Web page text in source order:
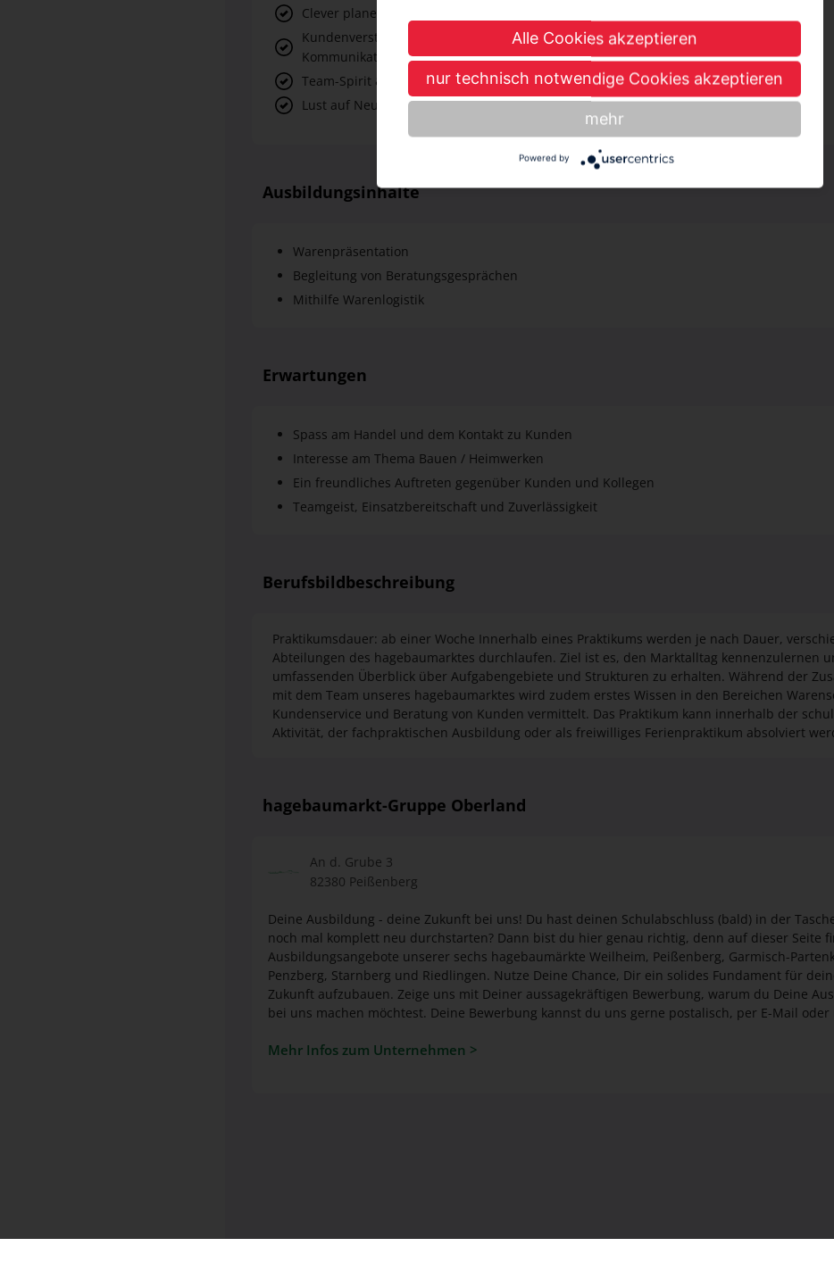
Clever planen & logisches Denken
Kundenversteher-Sinn &
Kommunikationsstärke
Team-Spirit & Zusammenhalt
Lust auf Neues & Lernfreude
Ausbildungsinhalte
Warenpräsentation
Begleitung von Beratungsgesprächen
Mithilfe Warenlogistik
Erwartungen
Spass am Handel und dem Kontakt zu Kunden
Interesse am Thema Bauen / Heimwerken
Ein freundliches Auftreten gegenüber Kunden und Kollegen
Teamgeist, Einsatzbereitschaft und Zuverlässigkeit
Berufsbildbeschreibung
Praktikumsdauer: ab einer Woche Innerhalb eines Praktikums werden je nach Dauer,
Abteilungen des hagebaumarktes durchlaufen. Ziel ist es, den Marktalltag kennenzulernen
umfassenden Überblick über Aufgabengebiete und Strukturen zu erhalten. Während der
mit dem Team unseres hagebaumarktes wird zudem erstes Wissen in den Bereichen
Kundenservice und Beratung von Kunden vermittelt. Das Praktikum kann innerhalb der
Aktivität, der fachpraktischen Ausbildung oder als freiwilliges Ferienpraktikum absolviert
hagebaumarkt-Gruppe Oberland
An d. Grube 3
82380 Peißenberg
Deine Ausbildung - deine Zukunft bei uns! Du hast deinen Schulabschluss (bald) in der
noch mal komplett neu durchstarten? Dann bist du hier genau richtig, denn auf dieser Seite findest du alle
Ausbildungsangebote unserer sechs hagebaumärkte Weilheim, Peißenberg, Garmisch-
Penzberg, Starnberg und Riedlingen. Nutze Deine Chance, Dir ein solides Fundament für deine berufliche
Zukunft aufzubauen. Zeige uns mit Deiner aussagekräftigen Bewerbung, warum du Deine Ausbildung gerne
bei uns machen möchtest. Deine Bewerbung kannst du uns gerne postalisch, per E-Mail oder über unser
Mehr Infos zum Unternehmen >
Alle Cookies akzeptieren
nur technisch notwendige Cookies akzeptieren
mehr
Powered by